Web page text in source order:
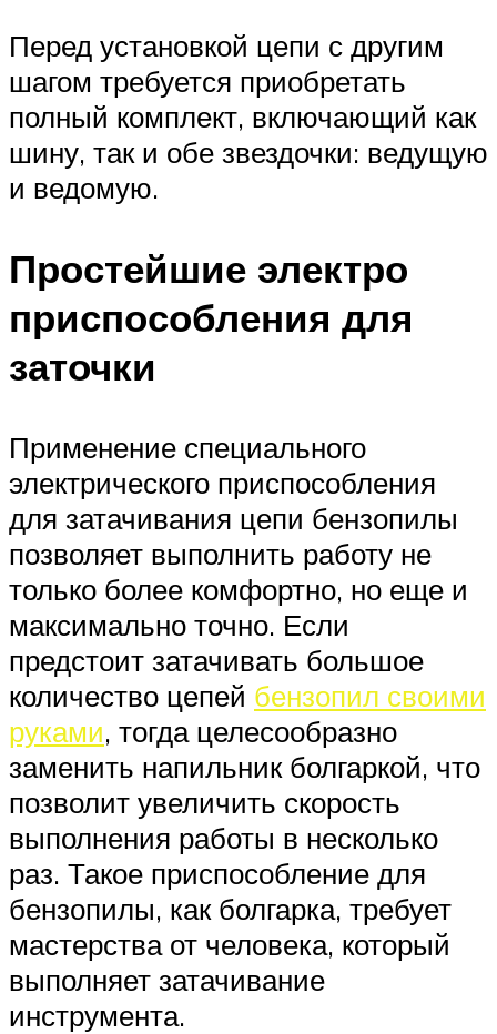
Перед установкой цепи с другим
шагом требуется приобретать
полный комплект, включающий как
шину, так и обе звездочки: ведущую
и ведомую.
Простейшие электро
приспособления для
заточки
Применение специального
электрического приспособления
для затачивания цепи бензопилы
позволяет выполнить работу не
только более комфортно, но еще и
максимально точно. Если
предстоит затачивать большое
количество цепей бензопил своими
руками, тогда целесообразно
заменить напильник болгаркой, что
позволит увеличить скорость
выполнения работы в несколько
раз. Такое приспособление для
бензопилы, как болгарка, требует
мастерства от человека, который
выполняет затачивание
инструмента.